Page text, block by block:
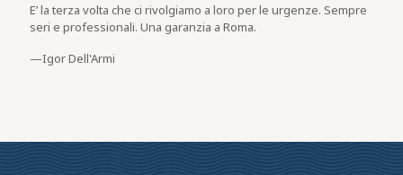
E’ la terza volta che ci rivolgiamo a loro per le urgenze. Sempre
seri e professionali. Una garanzia a Roma.
Igor Dell'Armi